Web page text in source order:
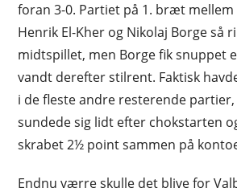
foran 3-0. Partiet på 1. bræt mellem
Henrik El-Kher og Nikolaj Borge så
midtspillet, men Borge fik snuppet
vandt derefter stilrent. Faktisk
i de fleste andre resterende partier,
sundede sig lidt efter chokstarten
skrabet 2½ point sammen på
Endnu værre skulle det blive for